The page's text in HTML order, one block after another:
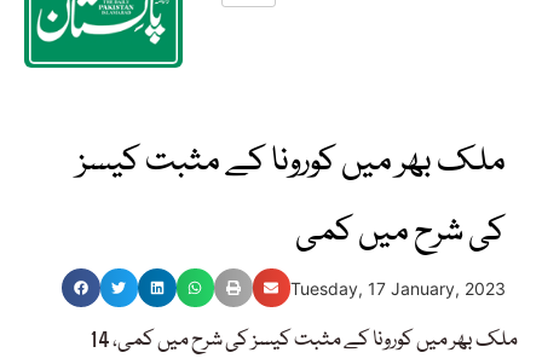
ملک بھر میں کورونا کے مثبت کیسز
کی شرح میں کمی
Tuesday, 17 January, 2023
ملک بھر میں کورونا کے مثبت کیسز کی شرح میں کمی، 14